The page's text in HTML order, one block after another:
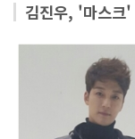
김진우, '마스크